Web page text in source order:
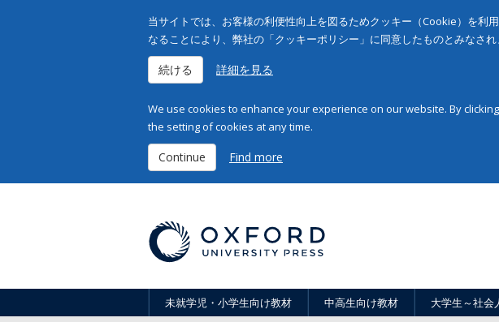
当サイトでは、お客様の利便性向上を図るためクッキー（Cookie）を利
なることにより、弊社の「クッキーポリシー」に同意したものとみなさ
続ける 詳細を見る
We use cookies to enhance your experience on our website. By
the setting of cookies at any time.
Continue Find more
未就学児・小学生向け教材 中高生向け教材 大学生～社会